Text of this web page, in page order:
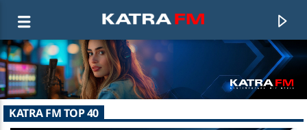
KATRA FM Live
♫ 192 kbps
KATRA FM TOP 40